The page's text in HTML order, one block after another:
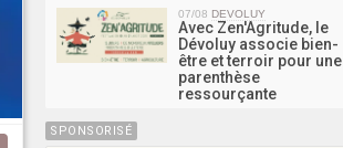
07/08 DEVOLUY
Avec Zen'Agritude, le
Dévoluy associe bien-
être et terroir pour une
parenthèse
ressourçante
SPONSORISÉ